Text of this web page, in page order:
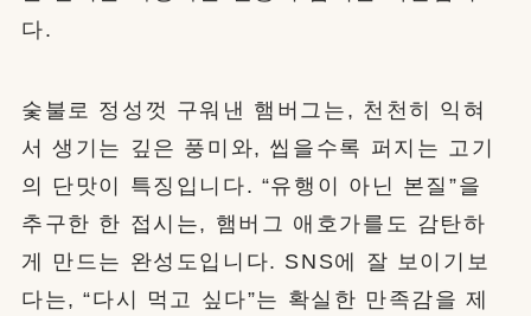
다.
숯불로 정성껏 구워낸 햄버그는, 천천히 익혀
서 생기는 깊은 풍미와, 씹을수록 퍼지는 고기
의 단맛이 특징입니다. “유행이 아닌 본질”을
추구한 한 접시는, 햄버그 애호가를도 감탄하
게 만드는 완성도입니다. SNS에 잘 보이기보
다는, “다시 먹고 싶다”는 확실한 만족감을 제